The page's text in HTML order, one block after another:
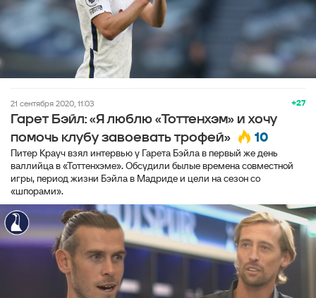
+27
21 сентября 2020, 11:03
Гарет Бэйл: «Я люблю «Тоттенхэм» и хочу
помочь клубу завоевать трофей»
10
Питер Крауч взял интервью у Гарета Бэйла в первый же день
валлийца в «Тоттенхэме». Обсудили былые времена совместной
игры, период жизни Бэйла в Мадриде и цели на сезон со
«шпорами».